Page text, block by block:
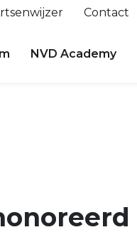
Contact
NVD Academy